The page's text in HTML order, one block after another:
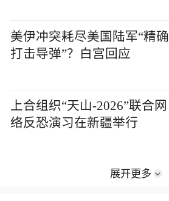
美伊冲突耗尽美国陆军“精确
打击导弹”？白宫回应
上合组织“天山-2026”联合网
络反恐演习在新疆举行
展开更多